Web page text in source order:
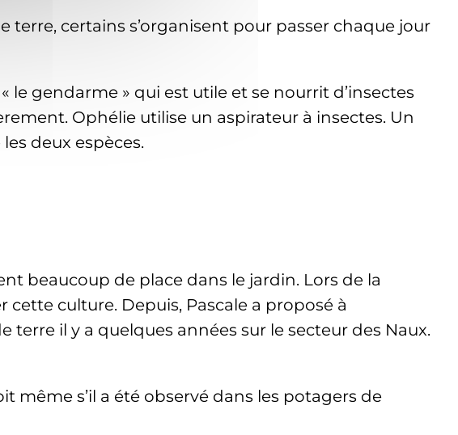
terre, certains s’organisent pour passer chaque jour
le gendarme » qui est utile et se nourrit d’insectes
Ophélie utilise un aspirateur à insectes. Un
deux espèces.
beaucoup de place dans le jardin. Lors de la
culture. Depuis, Pascale a proposé à
terre il y a quelques années sur le secteur des Naux.
même s’il a été observé dans les potagers de